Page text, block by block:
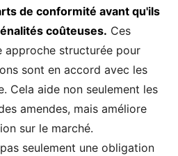
de conformité avant qu'ils
coûteuses. Ces
approche structurée pour
sont en accord avec les
Cela aide non seulement les
amendes, mais améliore
sur le marché.
seulement une obligation